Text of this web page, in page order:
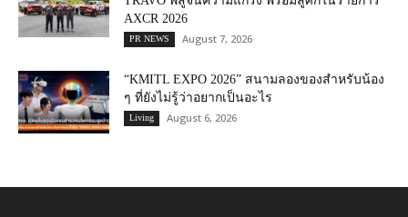
AXCR 2026
PR NEWS August 7, 2026
“KMITL EXPO 2026” สนามลองของสำหรับน้อง
ๆ ที่ยังไม่รู้ว่าอยากเป็นอะไร
Living August 6, 2026